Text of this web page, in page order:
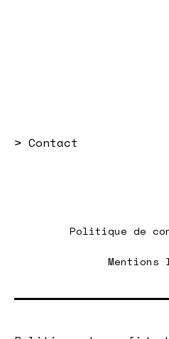
> Contact
Politique de
Mentions